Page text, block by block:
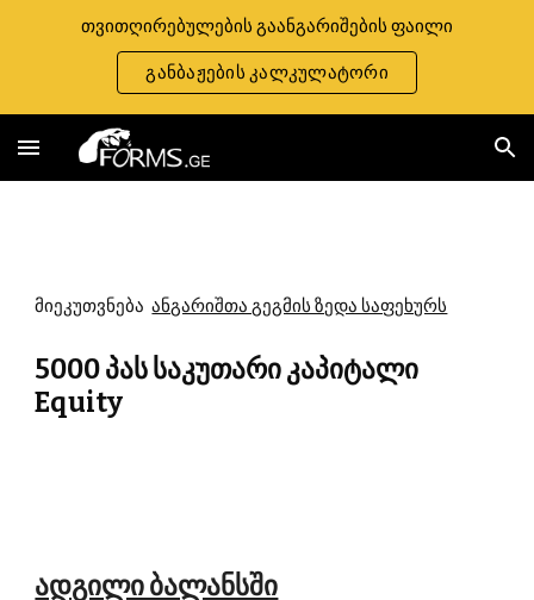
Skip to main content Skip to navigation
თვითღირებულების გაანგარიშების ფაილი
განბაჟების კალკულატორი
მიეკუთვნება ანგარიშთა გეგმის ზედა საფეხურს
5000 პას საკუთარი კაპიტალი
Equity
ადგილი ბალანსში